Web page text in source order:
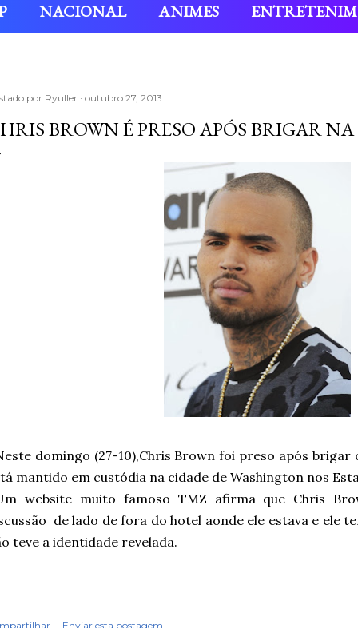
NACIONAL ANIMES
por Ryuller outubro 27, 2013
BROWN É PRESO APÓS BRIGAR
domingo (27-10),Chris Brown foi preso após brigar
mantido em custódia na cidade de Washington nos
website muito famoso TMZ afirma que Chris
de lado de fora do hotel aonde ele estava e ele
teve a identidade revelada.
Enviar esta postagem